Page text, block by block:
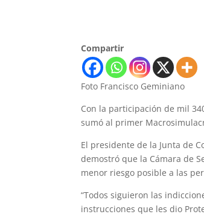
Compartir
Foto Francisco Geminiano
Con la participación de mil
sumó al primer
El presidente de la Junta de
demostró que la Cámara de
menor riesgo posible a las
“Todos siguieron las
instrucciones que les dio